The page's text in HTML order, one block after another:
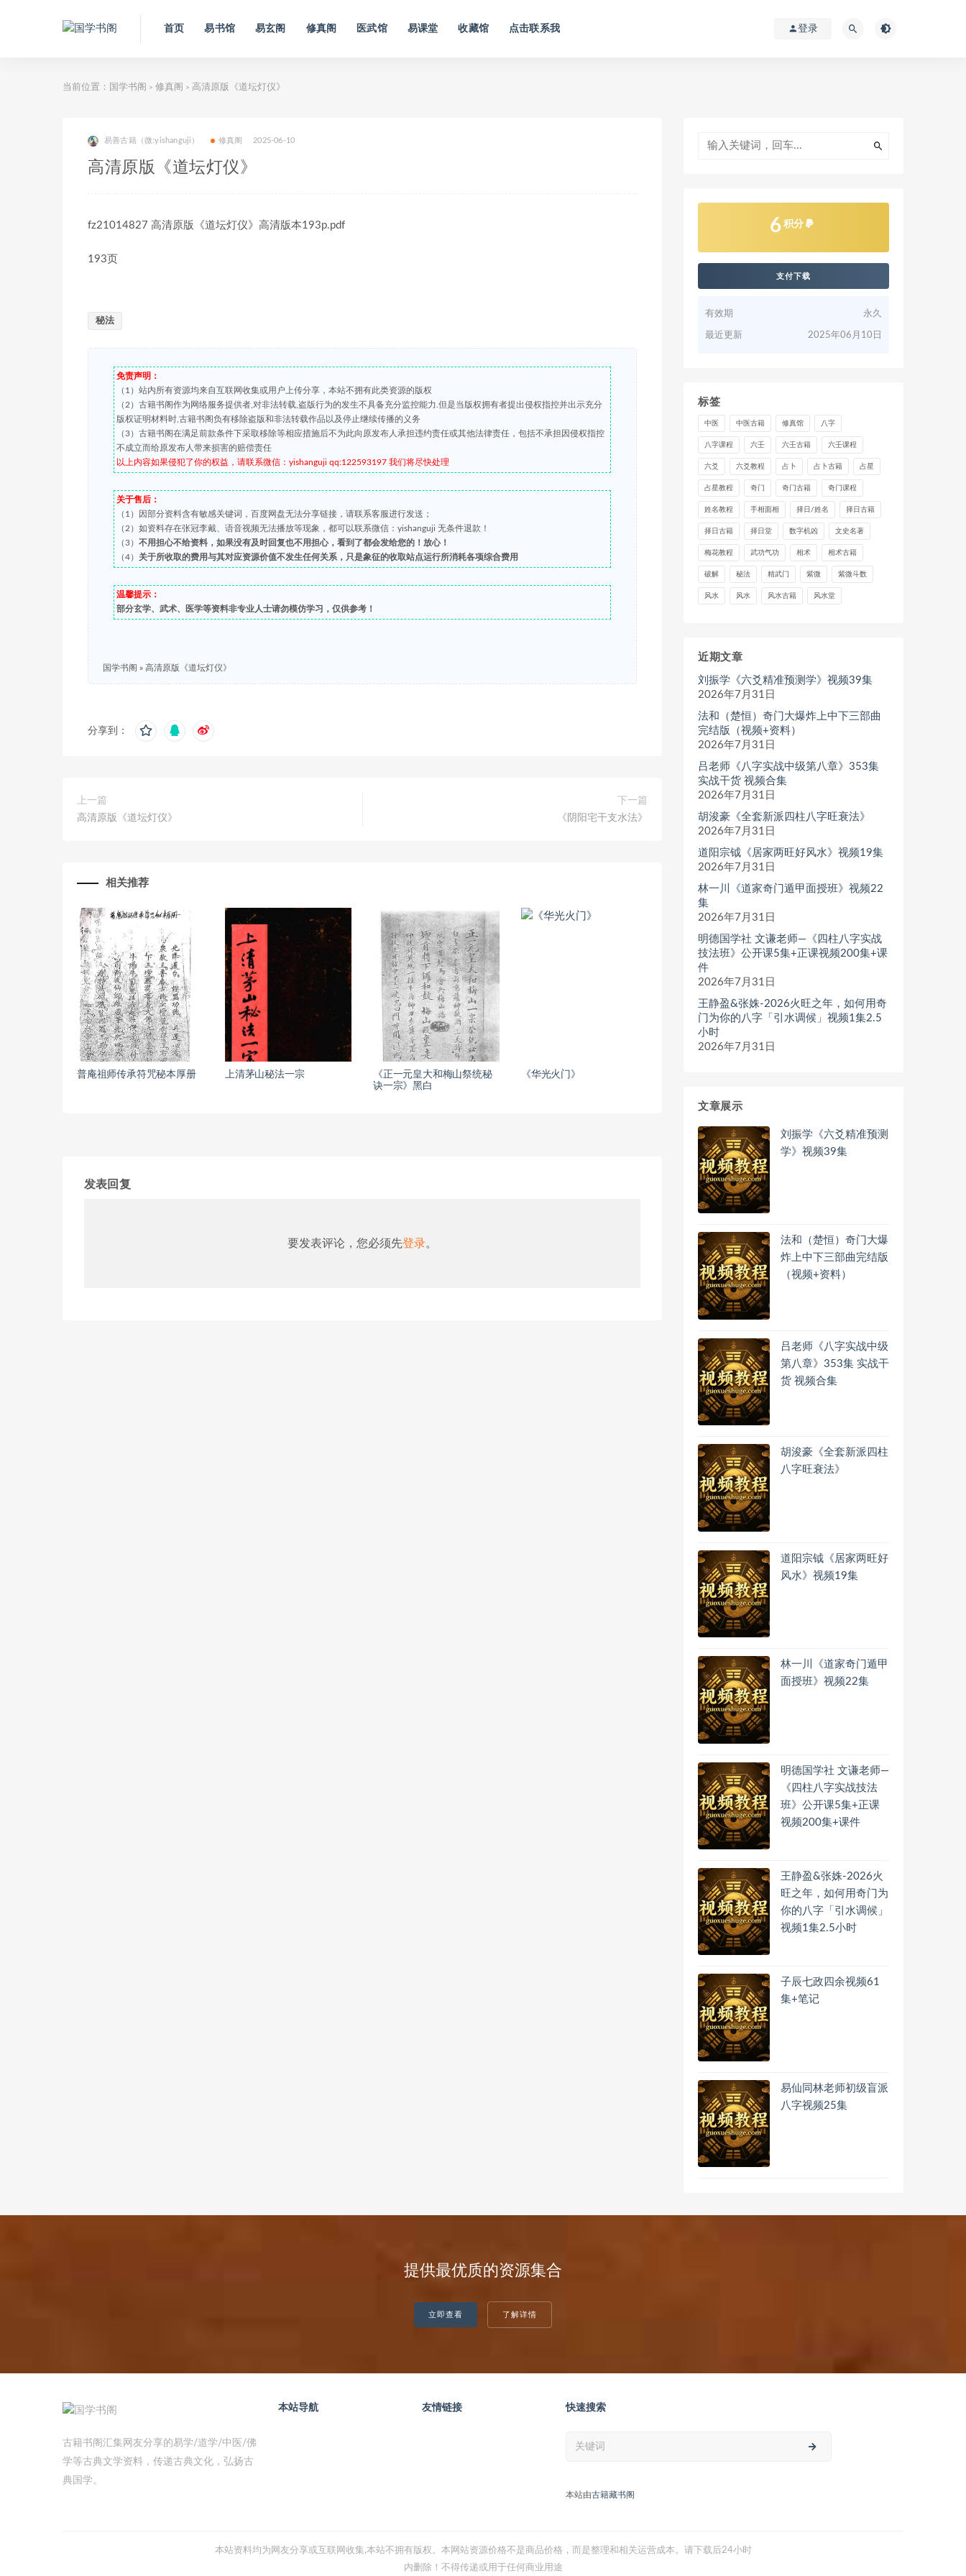
首页 易书馆 易玄阁 修真阁 医武馆 易课堂 收藏馆 点击联系我 登录
当前位置： 国学书阁 > 修真阁 > 高清原版《道坛灯仪》
易善古籍（微:yishanguji） 修真阁 2025-06-10
高清原版《道坛灯仪》
fz21014827 高清原版《道坛灯仪》高清版本193p.pdf
193页
秘法
免责声明：
（1）站内所有资源均来自互联网收集或用户上传分享，本站不拥有此类资源的版权
（2）古籍书阁作为网络服务提供者,对非法转载,盗版行为的发生不具备充分监控能力.但是当版权拥有者提出侵权指控并出示充分
版权证明材料时,古籍书阁负有移除盗版和非法转载作品以及停止继续传播的义务
（3）古籍书阁在满足前款条件下采取移除等相应措施后不为此向原发布人承担违约责任或其他法律责任，包括不承担因侵权指控
不成立而给原发布人带来损害的赔偿责任
以上内容如果侵犯了你的权益，请联系微信：yishanguji qq:122593197 我们将尽快处理
关于售后：
（1）因部分资料含有敏感关键词，百度网盘无法分享链接，请联系客服进行发送；
（2）如资料存在张冠李戴、语音视频无法播放等现象，都可以联系微信：yishanguji 无条件退款！
（3） 不用担心不给资料，如果没有及时回复也不用担心，看到了都会发给您的！放心！
（4） 关于所收取的费用与其对应资源价值不发生任何关系，只是象征的收取站点运行所消耗各项综合费用
温馨提示：
部分玄学、武术、医学等资料非专业人士请勿模仿学习，仅供参考！
国学书阁 » 高清原版《道坛灯仪》
分享到：
上一篇
高清原版《道坛灯仪》
下一篇
《阴阳宅干支水法》
相关推荐
普庵祖师传承符咒秘本厚册 上清茅山秘法一宗
《正一元皇大和梅山祭统秘
诀一宗》黑白
《华光火门》
发表回复
要发表评论，您必须先登录。
6 积分
支付下载
有效期 永久
最近更新 2025年06月10日
标签
中医 中医古籍 修真馆 八字
八字课程 六壬 六壬古籍 六壬课程
六爻 六爻教程 占卜 占卜古籍 占星
占星教程 奇门 奇门古籍 奇门课程
姓名教程 手相面相 择日/姓名 择日古籍
择日古籍 择日堂 数字机凶 文史名著
梅花教程 武功气功 相术 相术古籍
破解 秘法 精武门 紫微 紫微斗数
风水 风水 风水古籍 风水堂
近期文章
刘振学《六爻精准预测学》视频39集
2026年7月31日
法和（楚恒）奇门大爆炸上中下三部曲
完结版（视频+资料）
2026年7月31日
吕老师《八字实战中级第八章》353集
实战干货 视频合集
2026年7月31日
胡浚豪《全套新派四柱八字旺衰法》
2026年7月31日
道阳宗钺《居家两旺好风水》视频19集
2026年7月31日
林一川《道家奇门遁甲面授班》视频22
集
2026年7月31日
明德国学社 文谦老师—《四柱八字实战
技法班》公开课5集+正课视频200集+课
件
2026年7月31日
王静盈&张姝-2026火旺之年，如何用奇
门为你的八字「引水调候」视频1集2.5
小时
2026年7月31日
文章展示
刘振学《六爻精准预测
学》视频39集
法和（楚恒）奇门大爆
炸上中下三部曲完结版
（视频+资料）
吕老师《八字实战中级
第八章》353集 实战干
货 视频合集
胡浚豪《全套新派四柱
八字旺衰法》
道阳宗钺《居家两旺好
风水》视频19集
林一川《道家奇门遁甲
面授班》视频22集
明德国学社 文谦老师—
《四柱八字实战技法
班》公开课5集+正课
视频200集+课件
王静盈&张姝-2026火
旺之年，如何用奇门为
你的八字「引水调候」
视频1集2.5小时
子辰七政四余视频61
集+笔记
易仙同林老师初级盲派
八字视频25集
提供最优质的资源集合
立即查看 了解详情
古籍书阁汇集网友分享的易学/道学/中医/佛
学等古典文学资料，传递古典文化，弘扬古
典国学。
本站导航 友情链接 快速搜索
本站由古籍藏书阁
本站资料均为网友分享或互联网收集,本站不拥有版权。本网站资源价格不是商品价格，而是整理和相关运营成本。请下载后24小时
内删除！不得传递或用于任何商业用途